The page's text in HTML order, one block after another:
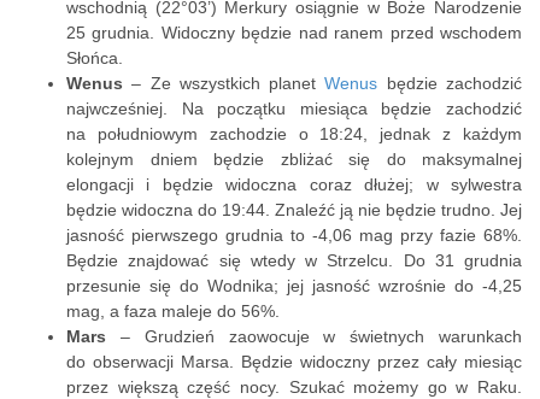
wschodnią (22°03’) Merkury osiągnie w Boże Narodzenie
25 grudnia. Widoczny będzie nad ranem przed wschodem
Słońca.
Wenus– Ze wszystkich planetWenus będzie zachodzić
najwcześniej. Na początku miesiąca będzie zachodzić
na południowym zachodzie o 18:24, jednak z każdym
kolejnym dniem będzie zbliżać się do maksymalnej
elongacji i będzie widoczna coraz dłużej; w sylwestra
będzie widoczna do 19:44. Znaleźć ją nie będzie trudno. Jej
jasność pierwszego grudnia to -4,06 mag przy fazie 68%.
Będzie znajdować się wtedy w Strzelcu. Do 31 grudnia
przesunie się do Wodnika; jej jasność wzrośnie do -4,25
mag, a faza maleje do 56%.
Mars – Grudzień zaowocuje w świetnych warunkach
do obserwacji Marsa. Będzie widoczny przez cały miesiąc
przez większą część nocy. Szukać możemy go w Raku.